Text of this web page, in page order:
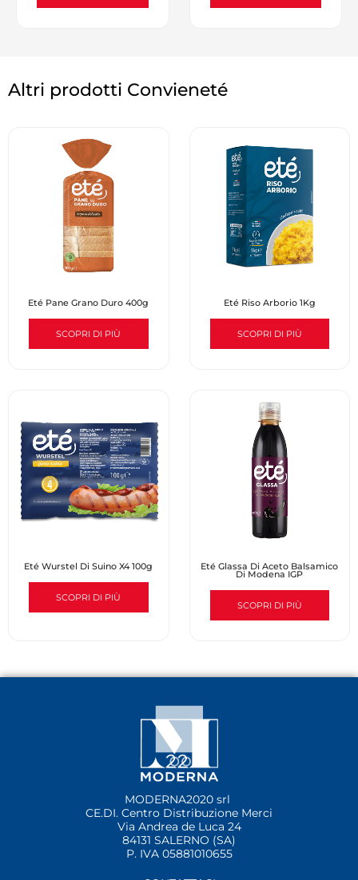
Altri prodotti Convieneté
Eté Pane Grano Duro 400g
SCOPRI DI PIÙ
Eté Riso Arborio 1Kg
SCOPRI DI PIÙ
Eté Wurstel Di Suino X4 100g
SCOPRI DI PIÙ
Eté Glassa Di Aceto Balsamico
Di Modena IGP
SCOPRI DI PIÙ
MODERNA2020 srl
CE.DI. Centro Distribuzione Merci
Via Andrea de Luca 24
84131 SALERNO (SA)
P. IVA 05881010655